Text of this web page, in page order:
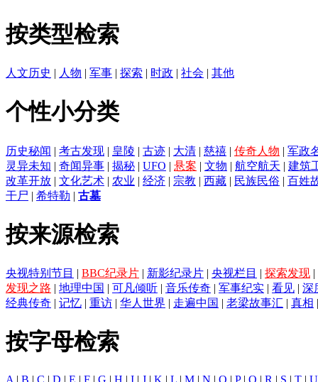
按类型检索
人文历史 | 人物 | 军事 | 探索 | 时政 | 社会 | 其他
个性小分类
历史秘闻 | 考古发现 | 皇陵 | 古迹 | 大清 | 慈禧 | 传奇人物 | 军政
灵异未知 | 奇闻异事 | 揭秘 | UFO | 悬案 | 文物 | 航空航天 | 建筑
改革开放 | 文化艺术 | 农业 | 经济 | 宗教 | 西藏 | 民族民俗 | 百姓
干尸 | 希特勒 | 古墓
按来源检索
央视特别节目 | BBC纪录片 | 新影纪录片 | 央视栏目 | 探索发现 |
发现之路 | 地理中国 | 可凡倾听 | 音乐传奇 | 军事纪实 | 看见 | 深
经典传奇 | 记忆 | 重访 | 华人世界 | 走遍中国 | 老梁故事汇 | 真相
按字母检索